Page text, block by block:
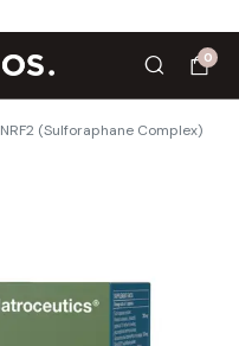
0
NRF2 (Sulforaphane Complex)